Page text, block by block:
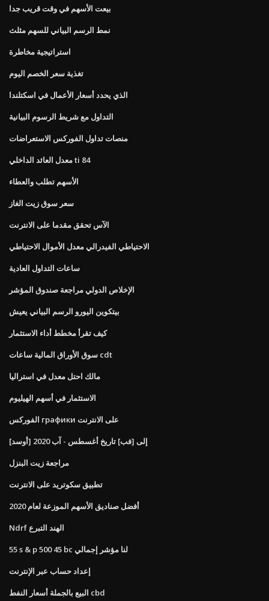
بيعت الأسهم في وقت قريب جدا
نمط الرسم البياني للسهم مثلث
استراتيجية مخاطرة
تغذية سعر الخصم اليوم
الذي يحدد أسعار الأعمال في اسكتلندا
التداول مع شريط الرسوم البيانية
منصات تداول الفوركس الاستعراضات
معدل العائد الداخلي ti 84
الأسهم تطلب والعطاء
سعر سوق زيت الغاز
الآس تحقق مقدما على الانترنت
الاحتياطي الفيدرالي معدل الأموال الاحتياطي
ساعات التداول العادية
الإخلاص الدولي مراجعة صندوق المؤشر
بيتكوين اليورو الرسم البياني يعيش
كيف تقرأ مخطط أداء الاستثمار
سوق الأوراق المالية ساعات cdt
مالك احتل معدل في استراليا
الاستثمار في أسهم الهيليوم
الفوركس графики على الانترنت
[أوسد] إلى [فب] تاريخ أغسطس - آب 2020
مراجعة زيت البنزل
تطبيق سكوتريد على الانترنت
أفضل صناديق الأسهم الموزعة لعام 2020
Ndrf الهند التبرع
55 s & p 500 45 bc لنا مؤشر إجمالي
إعداد حساب عبر الإنترنت
البيع بالجملة أسعار النفط cbd